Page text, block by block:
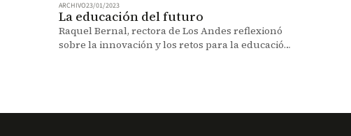
ARCHIVO23/01/2023
La educación del futuro
Raquel Bernal, rectora de Los Andes reflexionó
sobre la innovación y los retos para la educación